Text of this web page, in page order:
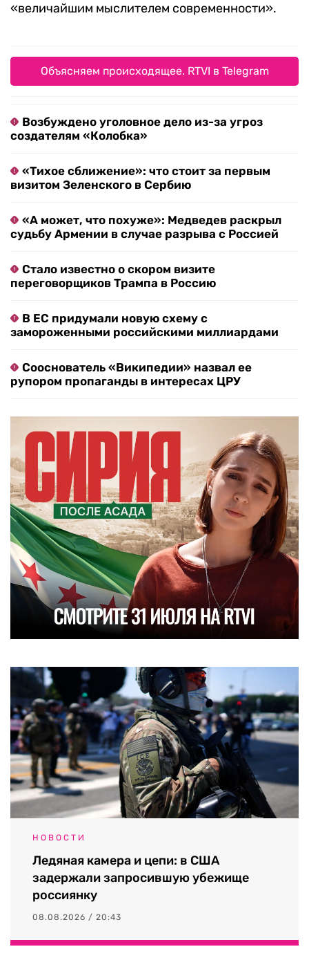
«величайшим мыслителем современности».
Объясняем происходящее. RTVI в Telegram
Возбуждено уголовное дело из-за угроз
создателям «Колобка»
«Тихое сближение»: что стоит за первым
визитом Зеленского в Сербию
«А может, что похуже»: Медведев раскрыл
судьбу Армении в случае разрыва с Россией
Стало известно о скором визите
переговорщиков Трампа в Россию
В ЕС придумали новую схему с
замороженными российскими миллиардами
Сооснователь «Википедии» назвал ее
рупором пропаганды в интересах ЦРУ
НОВОСТИ
Ледяная камера и цепи: в США
задержали запросившую убежище
россиянку
08.08.2026 / 20:43